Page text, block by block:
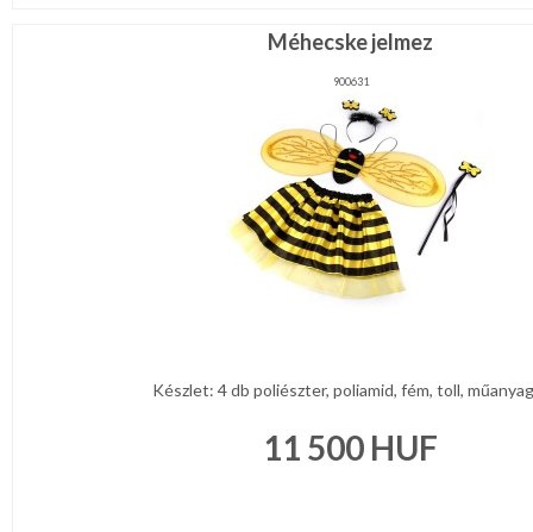
Méhecske jelmez
900631
Készlet: 4 db poliészter, poliamid, fém, toll,
11 500 HUF